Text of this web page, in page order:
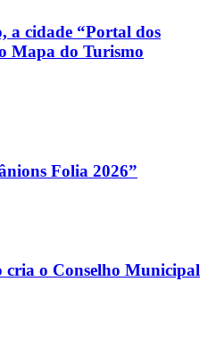
a cidade “Portal dos
Mapa do Turismo
Folia 2026”
cria o Conselho Municipal